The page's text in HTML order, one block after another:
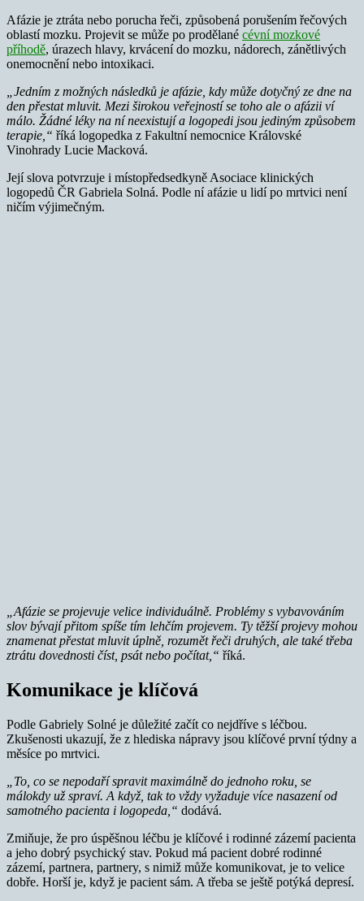
Afázie je ztráta nebo porucha řeči, způsobená porušením řečových
oblastí mozku. Projevit se může po prodělané cévní mozkové
příhodě, úrazech hlavy, krvácení do mozku, nádorech, zánětlivých
onemocnění nebo intoxikaci.
„Jedním z možných následků je afázie, kdy může dotyčný ze dne na
den přestat mluvit. Mezi širokou veřejností se toho ale o afázii ví
málo. Žádné léky na ní neexistují a logopedi jsou jediným způsobem
terapie,“ říká logopedka z Fakultní nemocnice Královské
Vinohrady Lucie Macková.
Její slova potvrzuje i místopředsedkyně Asociace klinických
logopedů ČR Gabriela Solná. Podle ní afázie u lidí po mrtvici není
ničím výjimečným.
„Afázie se projevuje velice individuálně. Problémy s vybavováním
slov bývají přitom spíše tím lehčím projevem. Ty těžší projevy mohou
znamenat přestat mluvit úplně, rozumět řeči druhých, ale také třeba
ztrátu dovednosti číst, psát nebo počítat,“ říká.
Komunikace je klíčová
Podle Gabriely Solné je důležité začít co nejdříve s léčbou.
Zkušenosti ukazují, že z hlediska nápravy jsou klíčové první týdny a
měsíce po mrtvici.
„To, co se nepodaří spravit maximálně do jednoho roku, se
málokdy už spraví. A když, tak to vždy vyžaduje více nasazení od
samotného pacienta i logopeda,“ dodává.
Zmiňuje, že pro úspěšnou léčbu je klíčové i rodinné zázemí pacienta
a jeho dobrý psychický stav. Pokud má pacient dobré rodinné
zázemí, partnera, partnery, s nimiž může komunikovat, je to velice
dobře. Horší je, když je pacient sám. A třeba se ještě potýká depresí.